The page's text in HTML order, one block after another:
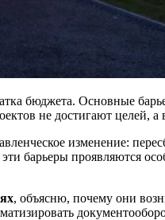
бюджета. Основные
не достигают целей, а
изменение:
барьеры проявляются
, объясню, почему они